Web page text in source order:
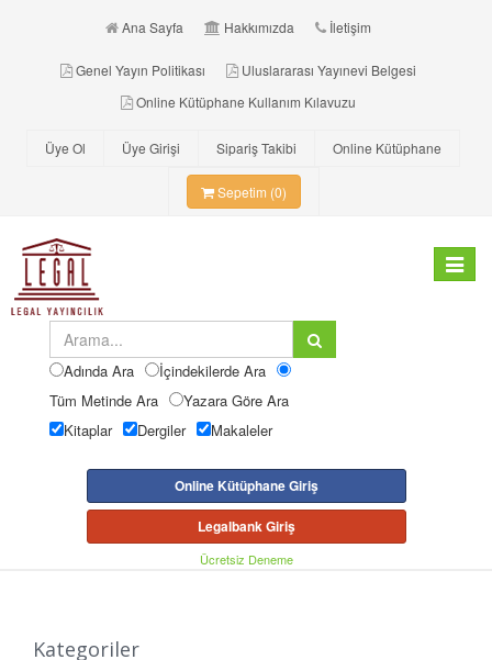
Ana Sayfa Hakkımızda İletişim
Genel Yayın Politikası
Uluslararası Yayınevi Belgesi
Online Kütüphane Kullanım Kılavuzu
Üye Ol Üye Girişi Sipariş Takibi Online Kütüphane
Sepetim (0)
Toggle
Adında Ara
İçindekilerde Ara
Tüm Metinde Ara
Yazara Göre Ara
Kitaplar
Dergiler Makaleler
Online Kütüphane Giriş
Legalbank Giriş
Ücretsiz Deneme
Kategoriler